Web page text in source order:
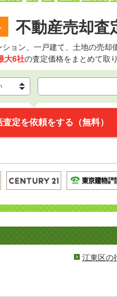
不動産売却査
ョン、一戸建て、土地の売却
大6社の査定価格をまとめて取
定を依頼をする（無料）
江東区の